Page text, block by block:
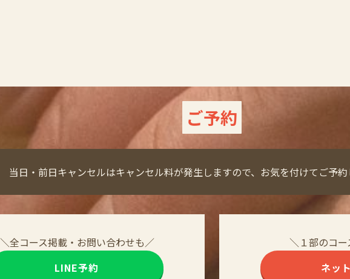
ご予約
当日・前日キャンセルはキャンセル料が発生しますので、お気を付けてご予約
＼全コース掲載・お問い合わせも／
LINE予約
＼１部のコ
ネッ